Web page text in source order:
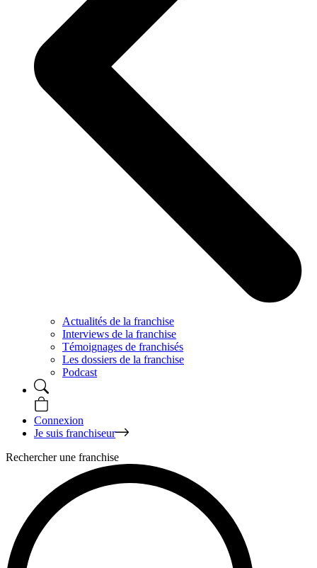
Actualités de la franchise
Interviews de la franchise
Témoignages de franchisés
Les dossiers de la franchise
Podcast
Connexion
Je suis franchiseur
Rechercher une franchise